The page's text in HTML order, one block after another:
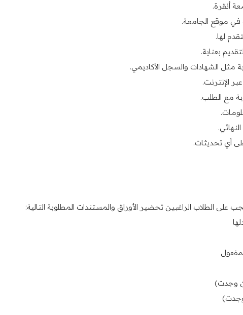
أنقرة.
في موقع الجامعة.
لها.
بعناية.
مثل الشهادات والسجل الأكاديمي.
الإنترنت.
مع الطلب.
أي تحديثات.
الطلاب الراغبين تحضير الأوراق والمستندات المطلوبة التالية:
وجدت)
وجدت)